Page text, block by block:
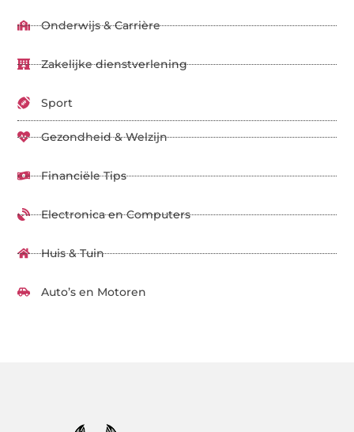
Onderwijs & Carrière
Zakelijke dienstverlening
Sport
Gezondheid & Welzijn
Financiële Tips
Electronica en Computers
Huis & Tuin
Auto’s en Motoren